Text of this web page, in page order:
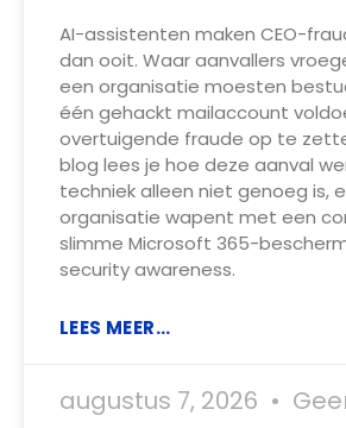
AI-assistenten maken CEO-
dan ooit. Waar aanvallers
een organisatie moesten
één gehackt mailaccount
overtuigende fraude op te
blog lees je hoe deze aanval
techniek alleen niet genoeg is,
organisatie wapent met een
slimme Microsoft 365-
security awareness.
LEES MEER...
augustus 7, 2026